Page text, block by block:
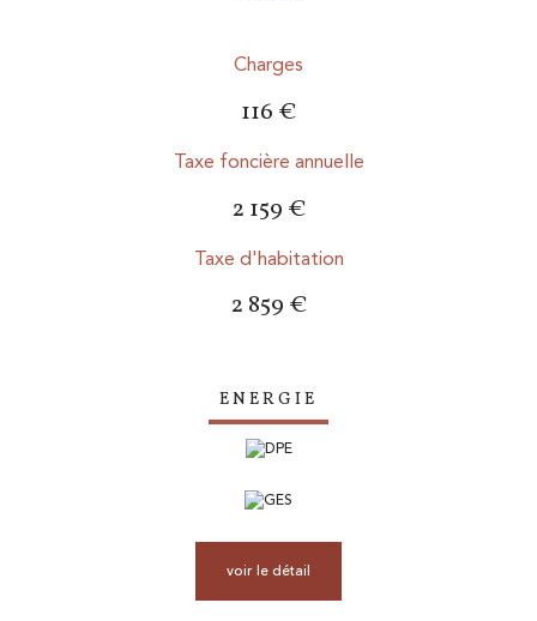
Charges
116 €
Taxe foncière annuelle
2 159 €
Taxe d'habitation
2 859 €
ENERGIE
voir le détail